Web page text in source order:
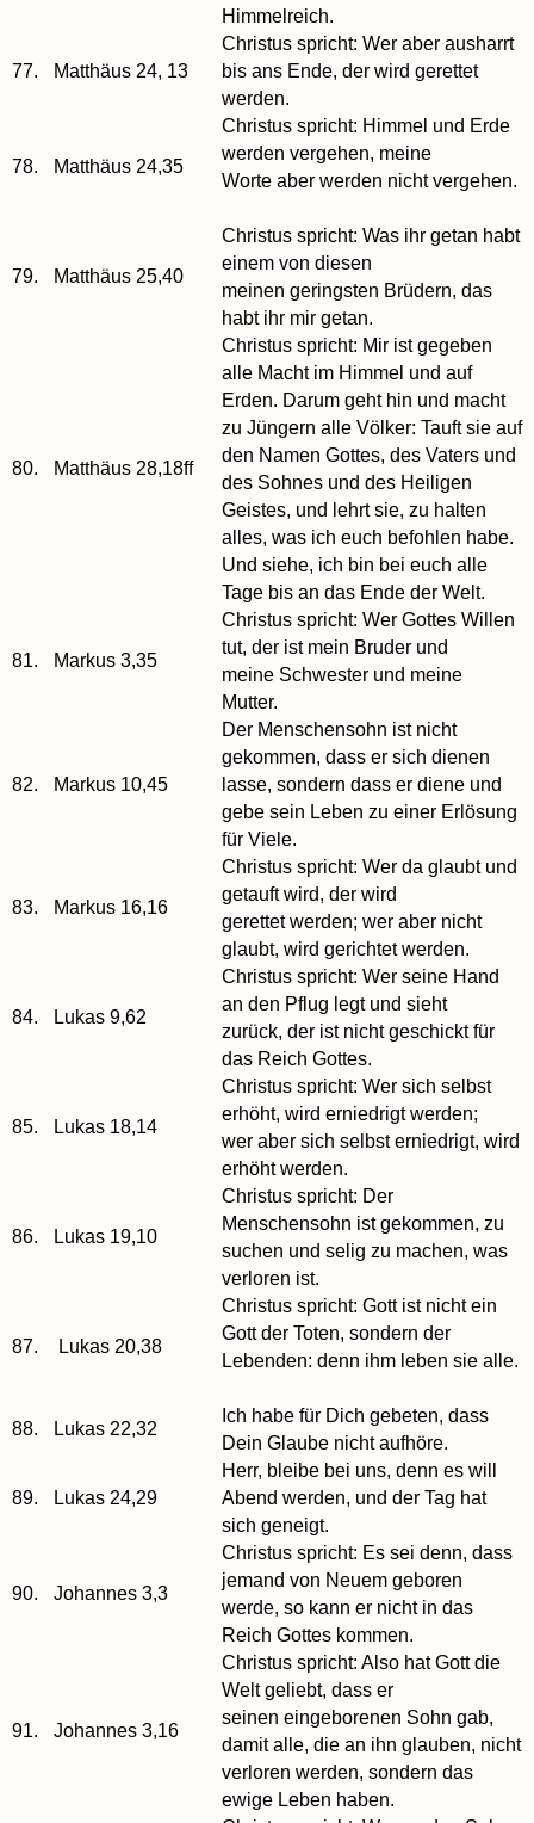
Himmelreich.
77. Matthäus 24, 13
Christus spricht: Wer aber ausharrt
bis ans Ende, der wird gerettet
werden.
78. Matthäus 24,35
Christus spricht: Himmel und Erde
werden vergehen, meine
Worte aber werden nicht vergehen.
79. Matthäus 25,40
Christus spricht: Was ihr getan habt
einem von diesen
meinen geringsten Brüdern, das
habt ihr mir getan.
80. Matthäus 28,18ff
Christus spricht: Mir ist gegeben
alle Macht im Himmel und auf
Erden. Darum geht hin und macht
zu Jüngern alle Völker: Tauft sie auf
den Namen Gottes, des Vaters und
des Sohnes und des Heiligen
Geistes, und lehrt sie, zu halten
alles, was ich euch befohlen habe.
Und siehe, ich bin bei euch alle
Tage bis an das Ende der Welt.
81. Markus 3,35
Christus spricht: Wer Gottes Willen
tut, der ist mein Bruder und
meine Schwester und meine
Mutter.
82. Markus 10,45
Der Menschensohn ist nicht
gekommen, dass er sich dienen
lasse, sondern dass er diene und
gebe sein Leben zu einer Erlösung
für Viele.
83. Markus 16,16
Christus spricht: Wer da glaubt und
getauft wird, der wird
gerettet werden; wer aber nicht
glaubt, wird gerichtet werden.
84. Lukas 9,62
Christus spricht: Wer seine Hand
an den Pflug legt und sieht
zurück, der ist nicht geschickt für
das Reich Gottes.
85. Lukas 18,14
Christus spricht: Wer sich selbst
erhöht, wird erniedrigt werden;
wer aber sich selbst erniedrigt, wird
erhöht werden.
86. Lukas 19,10
Christus spricht: Der
Menschensohn ist gekommen, zu
suchen und selig zu machen, was
verloren ist.
87. Lukas 20,38
Christus spricht: Gott ist nicht ein
Gott der Toten, sondern der
Lebenden: denn ihm leben sie alle.
88. Lukas 22,32
Ich habe für Dich gebeten, dass
Dein Glaube nicht aufhöre.
89. Lukas 24,29
Herr, bleibe bei uns, denn es will
Abend werden, und der Tag hat
sich geneigt.
90. Johannes 3,3
Christus spricht: Es sei denn, dass
jemand von Neuem geboren
werde, so kann er nicht in das
Reich Gottes kommen.
91. Johannes 3,16
Christus spricht: Also hat Gott die
Welt geliebt, dass er
seinen eingeborenen Sohn gab,
damit alle, die an ihn glauben, nicht
verloren werden, sondern das
ewige Leben haben.